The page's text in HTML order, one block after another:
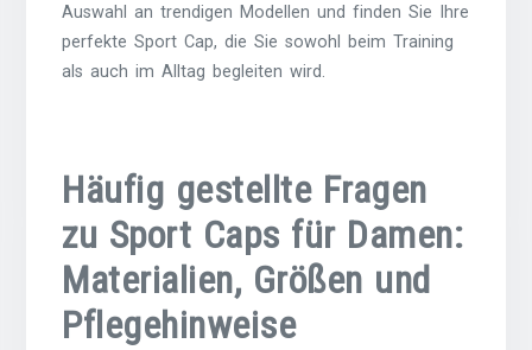
Auswahl an trendigen Modellen und finden Sie Ihre
perfekte Sport Cap, die Sie sowohl beim Training
als auch im Alltag begleiten wird.
Häufig gestellte Fragen
zu Sport Caps für Damen:
Materialien, Größen und
Pflegehinweise